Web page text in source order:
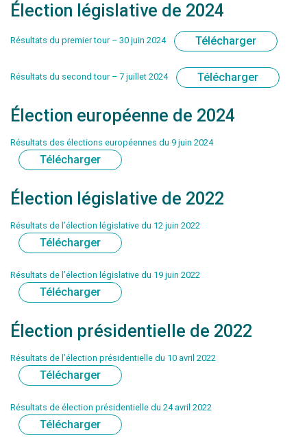
Élection législative de 2024
Résultats du premier tour – 30 juin 2024 Télécharger
Résultats du second tour – 7 juillet 2024 Télécharger
Élection européenne de 2024
Résultats des élections européennes du 9 juin 2024
Télécharger
Élection législative de 2022
Résultats de l’élection législative du 12 juin 2022
Télécharger
Résultats de l’élection législative du 19 juin 2022
Télécharger
Élection présidentielle de 2022
Résultats de l’élection présidentielle du 10 avril 2022
Télécharger
Résultats de élection présidentielle du 24 avril 2022
Télécharger